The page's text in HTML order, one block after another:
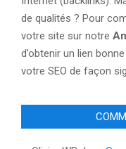
de qualités ? Pour
votre site sur notre
d’obtenir un lien
votre SEO de façon